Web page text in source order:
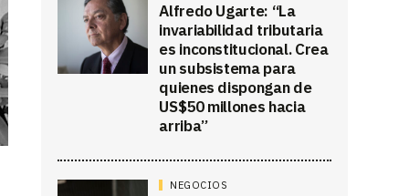
Alfredo Ugarte: “La
invariabilidad tributaria
es inconstitucional. Crea
un subsistema para
quienes dispongan de
US$50 millones hacia
arriba”
NEGOCIOS